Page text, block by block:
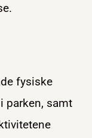
fysiske
parken, samt